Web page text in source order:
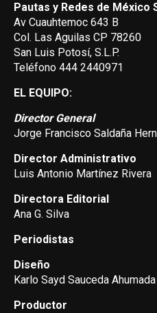
Pautas y Redes de México
Av Cuauhtemoc 643 B
Col. Las Aguilas CP 78260
San Luis Potosí, S.L.P.
Teléfono 444 2440971
EL EQUIPO:
Director General
Jorge Francisco Saldaña
Director Administrativo
Luis Antonio Martínez Rivera
Directora Editorial
Ana G. Silva
Periodistas
Diseño
Karlo Sayd Sauceda Ahumada
Productor